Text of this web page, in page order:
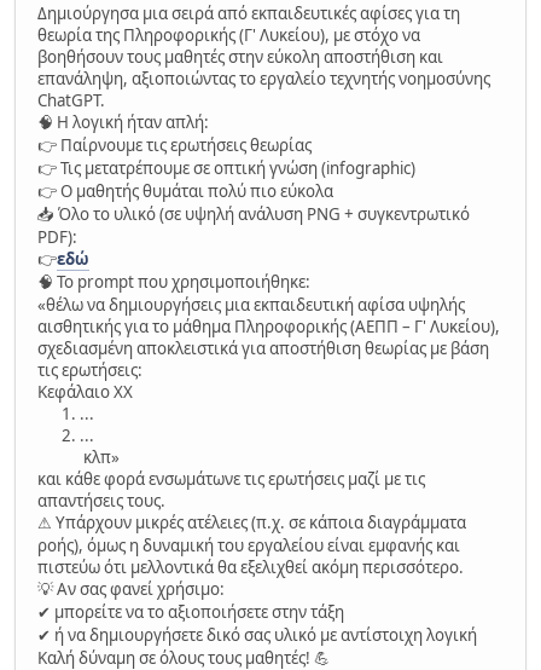
Δημιούργησα μια σειρά από εκπαιδευτικές αφίσες για τη
θεωρία της Πληροφορικής (Γ' Λυκείου), με στόχο να
βοηθήσουν τους μαθητές στην εύκολη αποστήθιση και
επανάληψη, αξιοποιώντας το εργαλείο τεχνητής νοημοσύνης
ChatGPT.
🧠 Η λογική ήταν απλή:
👉 Παίρνουμε τις ερωτήσεις θεωρίας
👉 Τις μετατρέπουμε σε οπτική γνώση (infographic)
👉 Ο μαθητής θυμάται πολύ πιο εύκολα
📥 Όλο το υλικό (σε υψηλή ανάλυση PNG + συγκεντρωτικό
PDF):
👉εδώ
🧠 Το prompt που χρησιμοποιήθηκε:
«θέλω να δημιουργήσεις μια εκπαιδευτική αφίσα υψηλής
αισθητικής για το μάθημα Πληροφορικής (ΑΕΠΠ – Γ' Λυκείου),
σχεδιασμένη αποκλειστικά για αποστήθιση θεωρίας με βάση
τις ερωτήσεις:
Κεφάλαιο ΧΧ
...
...
κλπ»
και κάθε φορά ενσωμάτωνε τις ερωτήσεις μαζί με τις
απαντήσεις τους.
⚠ Υπάρχουν μικρές ατέλειες (π.χ. σε κάποια διαγράμματα
ροής), όμως η δυναμική του εργαλείου είναι εμφανής και
πιστεύω ότι μελλοντικά θα εξελιχθεί ακόμη περισσότερο.
💡Αν σας φανεί χρήσιμο:
✔ μπορείτε να το αξιοποιήσετε στην τάξη
✔ ή να δημιουργήσετε δικό σας υλικό με αντίστοιχη λογική
Καλή δύναμη σε όλους τους μαθητές! 💪